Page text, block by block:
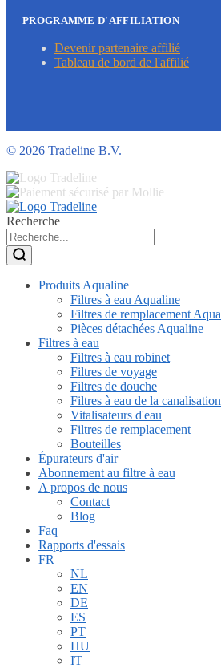
PROGRAMME D'AFFILIATION
Devenir partenaire affilié
Tableau de bord de l'affilié
© 2026 Tradeline B.V.
Recherche
Produits Aqualine
Filtres à eau Aqualine
Filtres de remplacement
Pièces détachées Aqualine
Filtres à eau
Filtres à eau robinet
Filtres de voyage
Filtres de douche
Filtres à eau de la
Vitalisateurs d'eau
Filtres de remplacement
Bouteilles
Épurateurs d'air
Abonnement au filtre à eau
A propos de nous
Contact
Blog
Faq
Rapports d'essais
FR
NL
EN
DE
ES
PT
HU
IT